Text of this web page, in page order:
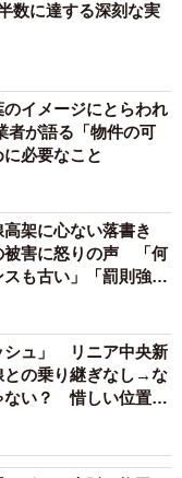
数に達する深刻な実
のイメージにとらわれ
者が語る「物件の可
必要なこと
高架に心ない落書き
被害に怒りの声 「何
も古い」「罰則強化
シュ」 リニア中央新
の乗り継ぎなし→な
ない？ 惜しい位置関